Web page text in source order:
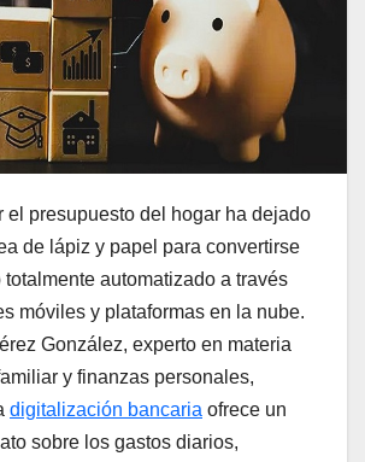
el presupuesto del hogar ha dejado
de lápiz y papel para convertirse
automatizado a través
móviles y plataformas en la nube.
González, experto en materia
y finanzas personales,
digitalización bancaria ofrece un
sobre los gastos diarios,